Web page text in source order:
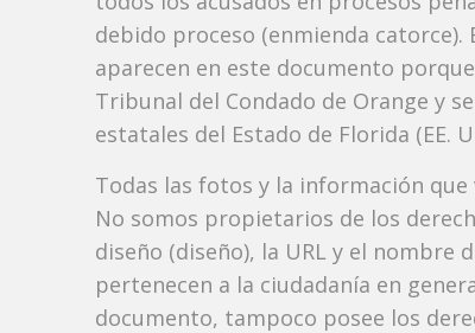
debido proceso (enmienda catorce).
aparecen en este documento
Tribunal del Condado de Orange y
estatales del Estado de Florida (EE.
Todas las fotos y la información
No somos propietarios de los
diseño (diseño), la URL y el
pertenecen a la ciudadanía en
documento, tampoco posee los